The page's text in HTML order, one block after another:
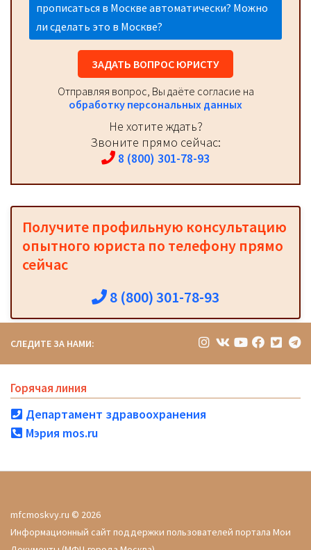
прописаться в Москве автоматически? Можно
ли сделать это в Москве?
ЗАДАТЬ ВОПРОС ЮРИСТУ
Отправляя вопрос, Вы даёте согласие на
обработку персональных данных
Не хотите ждать?
Звоните прямо сейчас:
8 (800) 301-78-93
Получите профильную консультацию
опытного юриста по телефону прямо
сейчас
8 (800) 301-78-93
СЛЕДИТЕ ЗА НАМИ:
Горячая линия
Департамент здравоохранения
Мэрия mos.ru
mfcmoskvy.ru © 2026
Информационный сайт поддержки пользователей портала Мои